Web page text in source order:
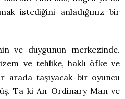
istediğini anladığınız bir
ve duygunun merkezinde.
ve tehlike, haklı öfke ve
arada taşıyacak bir oyuncu
Ta ki An Ordinary Man ve